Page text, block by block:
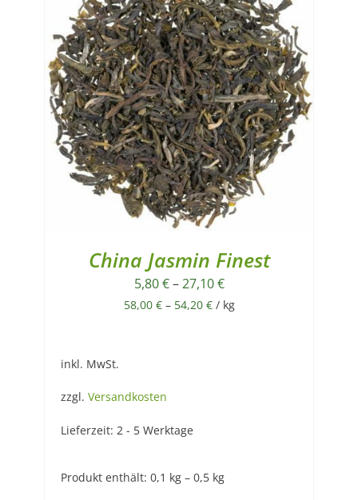
China Jasmin Finest
5,80€–27,10€
58,00 €– 54,20 €/ kg
inkl. MwSt.
zzgl. Versandkosten
Lieferzeit: 2 - 5 Werktage
Produkt enthält: 0,1 kg – 0,5 kg